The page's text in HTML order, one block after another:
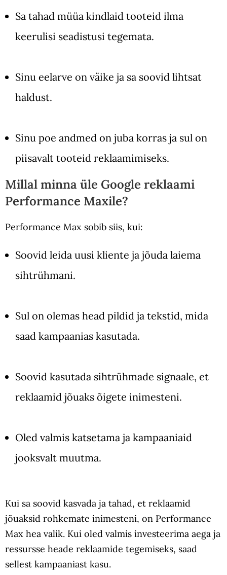
Sa tahad müüa kindlaid tooteid ilma
keerulisi seadistusi tegemata.
Sinu eelarve on väike ja sa soovid lihtsat
haldust.
Sinu poe andmed on juba korras ja sul on
piisavalt tooteid reklaamimiseks.
Millal minna üle Google reklaami
Performance Maxile?
Performance Max sobib siis, kui:
Soovid leida uusi kliente ja jõuda laiema
sihtrühmani.
Sul on olemas head pildid ja tekstid, mida
saad kampaanias kasutada.
Soovid kasutada sihtrühmade signaale, et
reklaamid jõuaks õigete inimesteni.
Oled valmis katsetama ja kampaaniaid
jooksvalt muutma.
Kui sa soovid kasvada ja tahad, et reklaamid
jõuaksid rohkemate inimesteni, on Performance
Max hea valik. Kui oled valmis investeerima aega ja
ressursse heade reklaamide tegemiseks, saad
sellest kampaaniast kasu.